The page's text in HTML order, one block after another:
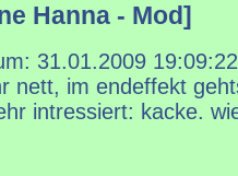
Hanna - Mod]
31.01.2009 19:09:22
nett, im endeffekt
intressiert: kacke.